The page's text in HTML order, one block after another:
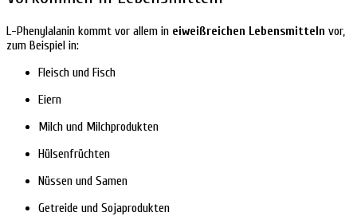
L-Phenylalanin kommt vor allem in eiweißreichen Lebensmitteln vor,
zum Beispiel in:
Fleisch und Fisch
Eiern
Milch und Milchprodukten
Hülsenfrüchten
Nüssen und Samen
Getreide und Sojaprodukten